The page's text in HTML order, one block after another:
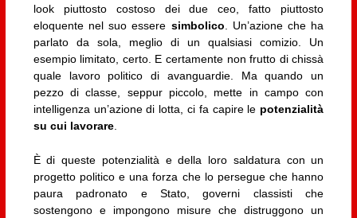
look piuttosto costoso dei due ceo, fatto piuttosto
eloquente nel suo essere simbolico . Un’azione che ha
parlato da sola, meglio di un qualsiasi comizio. Un
esempio limitato, certo. E certamente non frutto di chissà
quale lavoro politico di avanguardie. Ma quando un
pezzo di classe, seppur piccolo, mette in campo con
intelligenza un’azione di lotta, ci fa capire le potenzialità
su cui lavorare.
È di queste potenzialità e della loro saldatura con un
progetto politico e una forza che lo persegue che hanno
paura padronato e Stato, governi classisti che
sostengono e impongono misure che distruggono un